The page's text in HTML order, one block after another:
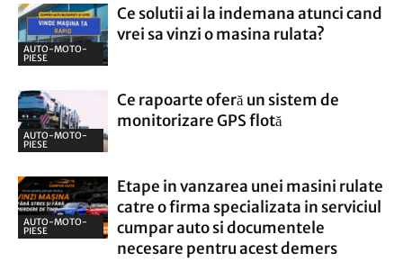
AUTO-MOTO-
PIESE
Ce solutii ai la indemana atunci cand
vrei sa vinzi o masina rulata?
AUTO-MOTO-
PIESE
Ce rapoarte oferă un sistem de
monitorizare GPS flotă
AUTO-MOTO-
PIESE
Etape in vanzarea unei masini rulate
catre o firma specializata in serviciul
cumpar auto si documentele
necesare pentru acest demers